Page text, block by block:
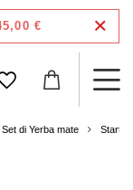
€
Set di Yerba mate Starter